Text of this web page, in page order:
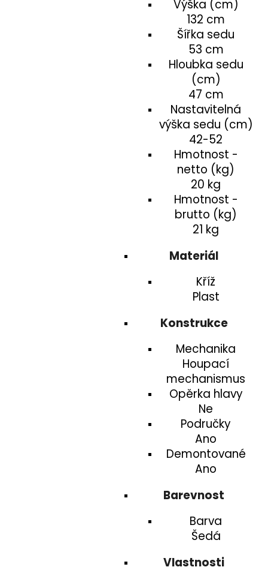
Výška (cm)
132 cm
Šířka sedu
53 cm
Hloubka sedu
(cm)
47 cm
Nastavitelná
výška sedu (cm)
42-52
Hmotnost -
netto (kg)
20 kg
Hmotnost -
brutto (kg)
21 kg
Materiál
Kříž
Plast
Konstrukce
Mechanika
Houpací
mechanismus
Opěrka hlavy
Ne
Područky
Ano
Demontované
Ano
Barevnost
Barva
Šedá
Vlastnosti